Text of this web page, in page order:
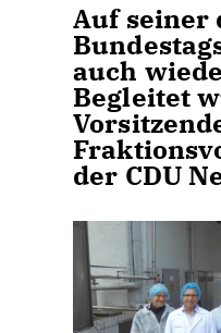
Auf seiner
auch
Begleitet
der CDU